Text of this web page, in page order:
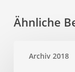
Ähnliche
Archiv 2018